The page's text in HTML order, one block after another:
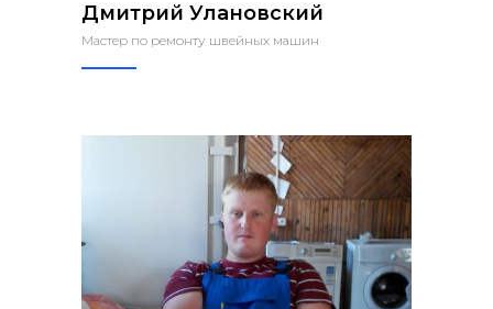
Дмитрий Улановский
Мастер по ремонту швейных машин